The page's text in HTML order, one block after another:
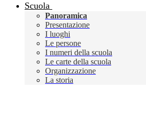
Scuola
Panoramica
Presentazione
I luoghi
Le persone
I numeri della scuola
Le carte della scuola
Organizzazione
La storia